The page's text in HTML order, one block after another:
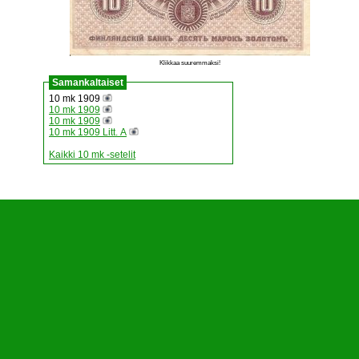
Klikkaa suuremmaksi!
Samankaltaiset
10 mk 1909
10 mk 1909
10 mk 1909
10 mk 1909 Litt. A
Kaikki 10 mk -setelit